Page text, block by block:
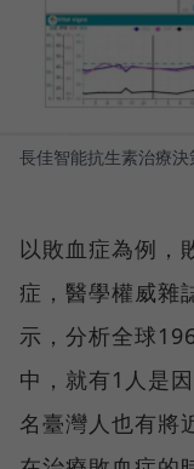
長佳智能抗生素治療決
以敗血症為例，
症，醫學權威雜
示，分析全球
中，就有1人是
名臺灣人也有將